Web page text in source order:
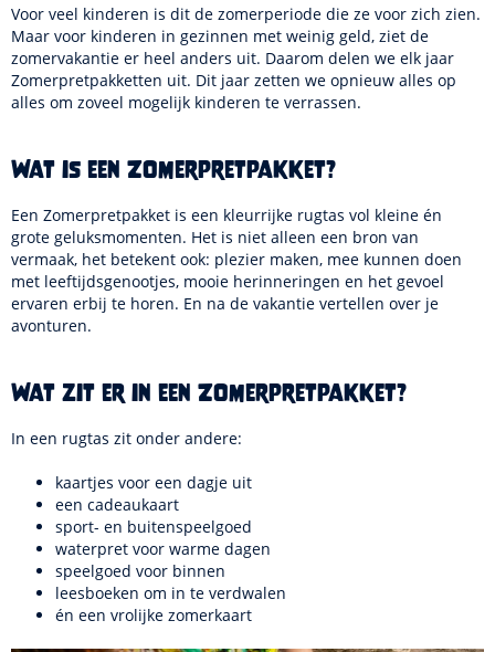
Voor veel kinderen is dit de zomerperiode die ze voor zich zien.
Maar voor kinderen in gezinnen met weinig geld, ziet de
zomervakantie er heel anders uit. Daarom delen we elk jaar
Zomerpretpakketten uit. Dit jaar zetten we opnieuw alles op
alles om zoveel mogelijk kinderen te verrassen.
Wat is een Zomerpretpakket?
Een Zomerpretpakket is een kleurrijke rugtas vol kleine én
grote geluksmomenten. Het is niet alleen een bron van
vermaak, het betekent ook: plezier maken, mee kunnen doen
met leeftijdsgenootjes, mooie herinneringen en het gevoel
ervaren erbij te horen. En na de vakantie vertellen over je
avonturen.
Wat zit er in een Zomerpretpakket?
In een rugtas zit onder andere:
kaartjes voor een dagje uit
een cadeaukaart
sport- en buitenspeelgoed
waterpret voor warme dagen
speelgoed voor binnen
leesboeken om in te verdwalen
én een vrolijke zomerkaart